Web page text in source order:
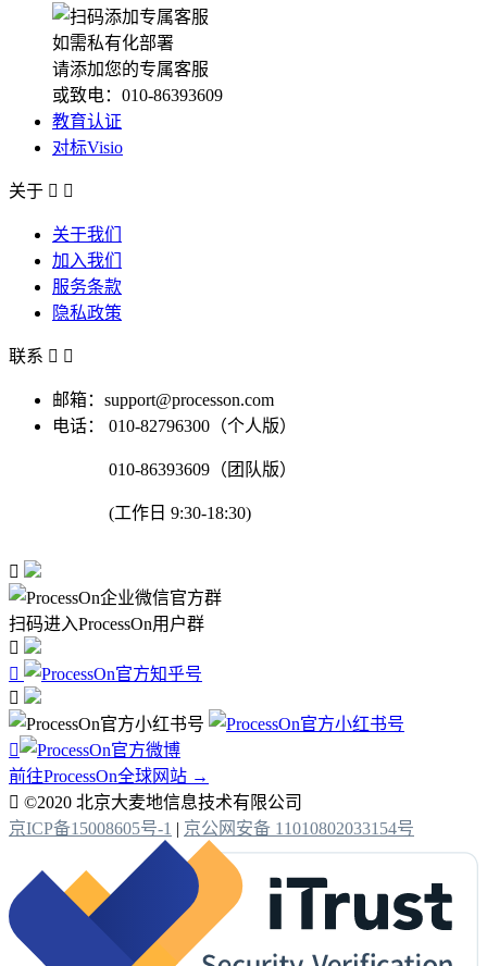
如需私有化部署
请添加您的专属客服
或致电：010-86393609
教育认证
对标Visio
关于  
关于我们
加入我们
服务条款
隐私政策
联系  
邮箱：support@processon.com
电话：
010-82796300（个人版）
010-86393609（团队版）
(工作日 9:30-18:30)

扫码进入ProcessOn用户群




前往ProcessOn全球网站 →
 ©2020 北京大麦地信息技术有限公司
京ICP备15008605号-1 | 京公网安备 11010802033154号